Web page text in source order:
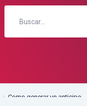
Como generar un anticipo